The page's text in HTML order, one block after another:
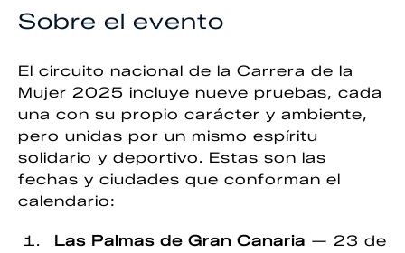
Sobre el evento
El circuito nacional de la Carrera de la
Mujer 2025 incluye nueve pruebas, cada
una con su propio carácter y ambiente,
pero unidas por un mismo espíritu
solidario y deportivo. Estas son las
fechas y ciudades que conforman el
calendario:
Las Palmas de Gran Canaria — 23 de